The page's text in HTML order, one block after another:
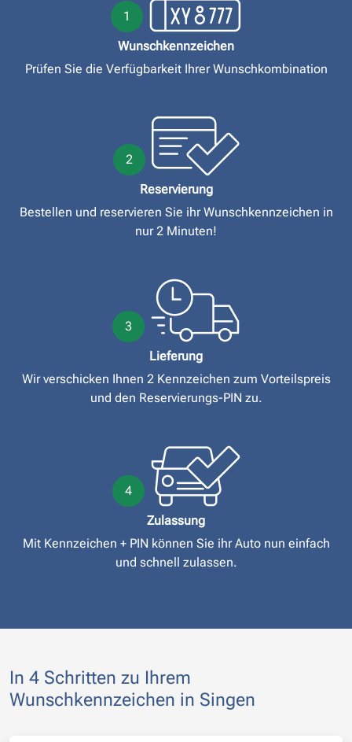
1
Wunschkennzeichen
Prüfen Sie die Verfügbarkeit Ihrer Wunschkombination
2
Reservierung
Bestellen und reservieren Sie ihr Wunschkennzeichen in
nur 2 Minuten!
3
Lieferung
Wir verschicken Ihnen 2 Kennzeichen zum Vorteilspreis
und den Reservierungs-PIN zu.
4
Zulassung
Mit Kennzeichen + PIN können Sie ihr Auto nun einfach
und schnell zulassen.
In 4 Schritten zu Ihrem
Wunschkennzeichen in Singen